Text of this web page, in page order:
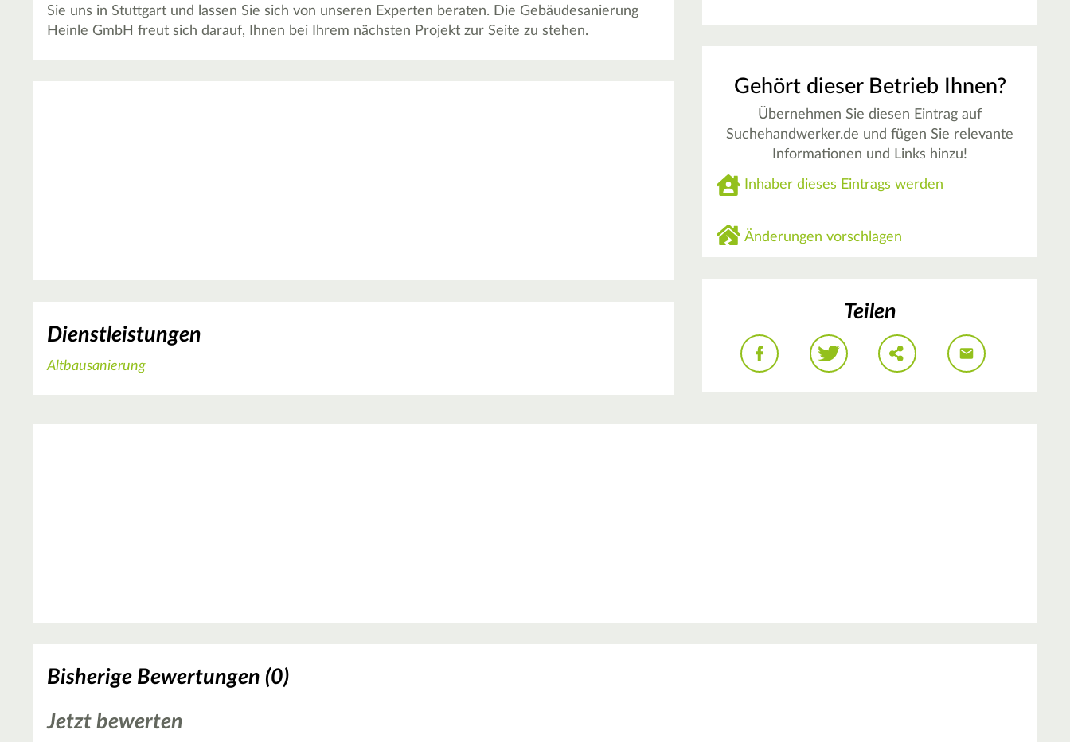
Sie uns in Stuttgart und lassen Sie sich von unseren Experten beraten. Die Gebäudesanierung
Heinle GmbH freut sich darauf, Ihnen bei Ihrem nächsten Projekt zur Seite zu stehen.
Dienstleistungen
Altbausanierung
Gehört dieser Betrieb Ihnen?
Übernehmen Sie diesen Eintrag auf
Suchehandwerker.de und fügen Sie relevante
Informationen und Links hinzu!
Inhaber dieses Eintrags werden
Änderungen vorschlagen
Teilen
Bisherige Bewertungen (0)
Jetzt bewerten